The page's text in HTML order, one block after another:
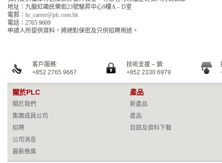
地址：九龍紅磡民樂街23號駿昇中心9樓A – D室
電郵： hr_career@plc.com.hk
電話：2765 9609
申請人所提供資料，將絕對保密及只供招聘用途。
客戶服務:
+852 2765 9667
技術支援 – 鎖:
+852 2330 6979
關於PLC
關於我們
集團成員公司
招聘
公司消息
最新推廣
產品
新產品
產品
目錄及資料下載